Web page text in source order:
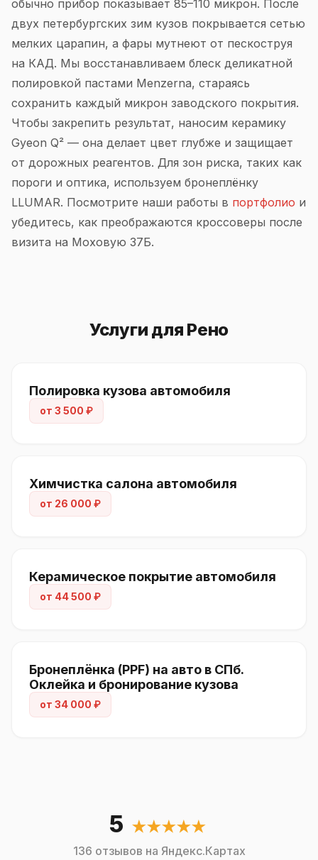
обычно прибор показывает 85–110 микрон. После
двух петербургских зим кузов покрывается сетью
мелких царапин, а фары мутнеют от пескоструя
на КАД. Мы восстанавливаем блеск деликатной
полировкой пастами Menzerna, стараясь
сохранить каждый микрон заводского покрытия.
Чтобы закрепить результат, наносим керамику
Gyeon Q² — она делает цвет глубже и защищает
от дорожных реагентов. Для зон риска, таких как
пороги и оптика, используем бронеплёнку
LLUMAR. Посмотрите наши работы в портфолио и
убедитесь, как преображаются кроссоверы после
визита на Моховую 37Б.
Услуги для Рено
Полировка кузова автомобиля
от 3 500 ₽
Химчистка салона автомобиля
от 26 000 ₽
Керамическое покрытие автомобиля
от 44 500 ₽
Бронеплёнка (PPF) на авто в СПб.
Оклейка и бронирование кузова
от 34 000 ₽
5 ★★★★★
136 отзывов на Яндекс.Картах